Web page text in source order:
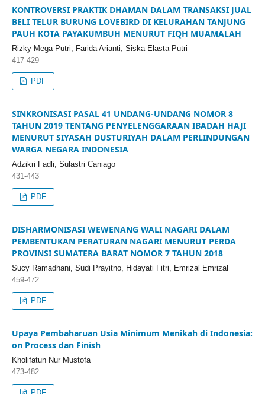
KONTROVERSI PRAKTIK DHAMAN DALAM TRANSAKSI JUAL
BELI TELUR BURUNG LOVEBIRD DI KELURAHAN TANJUNG
PAUH KOTA PAYAKUMBUH MENURUT FIQH MUAMALAH
Rizky Mega Putri, Farida Arianti, Siska Elasta Putri
417-429
PDF
SINKRONISASI PASAL 41 UNDANG-UNDANG NOMOR 8
TAHUN 2019 TENTANG PENYELENGGARAAN IBADAH HAJI
MENURUT SIYASAH DUSTURIYAH DALAM PERLINDUNGAN
WARGA NEGARA INDONESIA
Adzikri Fadli, Sulastri Caniago
431-443
PDF
DISHARMONISASI WEWENANG WALI NAGARI DALAM
PEMBENTUKAN PERATURAN NAGARI MENURUT PERDA
PROVINSI SUMATERA BARAT NOMOR 7 TAHUN 2018
Sucy Ramadhani, Sudi Prayitno, Hidayati Fitri, Emrizal Emrizal
459-472
PDF
Upaya Pembaharuan Usia Minimum Menikah di Indonesia:
on Process dan Finish
Kholifatun Nur Mustofa
473-482